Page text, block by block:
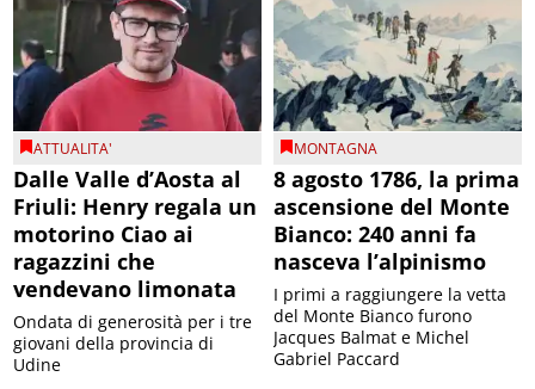
ATTUALITA'
Dalle Valle d’Aosta al
Friuli: Henry regala un
motorino Ciao ai
ragazzini che
vendevano limonata
Ondata di generosità per i tre
giovani della provincia di
Udine
MONTAGNA
8 agosto 1786, la prima
ascensione del Monte
Bianco: 240 anni fa
nasceva l’alpinismo
I primi a raggiungere la vetta
del Monte Bianco furono
Jacques Balmat e Michel
Gabriel Paccard